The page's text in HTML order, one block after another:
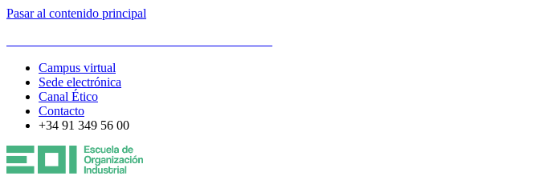
Pasar al contenido principal
Campus virtual
Sede electrónica
Canal Ético
Contacto
+34 91 349 56 00